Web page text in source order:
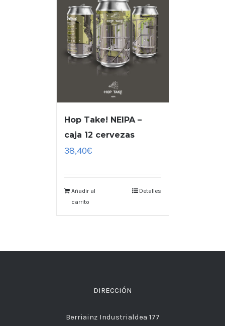
Hop Take! NEIPA –
caja 12 cervezas
38,40€
Añadir al
carrito
Detalles
DIRECCIÓN
Berriainz Industrialdea 177